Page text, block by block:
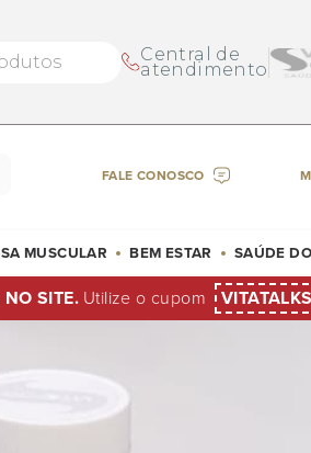
Central de
atendimento
FALE CONOSCO
MUSCULAR BEM ESTAR SAÚDE
SITE. Utilize o cupom VITATALKS